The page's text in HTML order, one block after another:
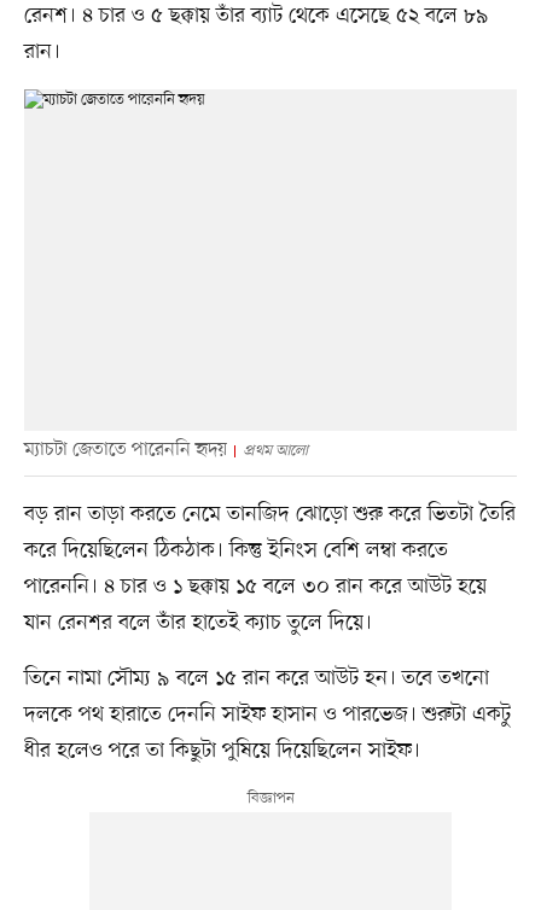
রেনশ। ৪ চার ও ৫ ছক্কায় তাঁর ব্যাট থেকে এসেছে ৫২ বলে ৮৯
রান।
ম্যাচটা জেতাতে পারেননি হৃদয় প্রথম আলো
বড় রান তাড়া করতে নেমে তানজিদ ঝোড়ো শুরু করে ভিতটা তৈরি
করে দিয়েছিলেন ঠিকঠাক। কিন্তু ইনিংস বেশি লম্বা করতে
পারেননি। ৪ চার ও ১ ছক্কায় ১৫ বলে ৩০ রান করে আউট হয়ে
যান রেনশর বলে তাঁর হাতেই ক্যাচ তুলে দিয়ে।
তিনে নামা সৌম্য ৯ বলে ১৫ রান করে আউট হন। তবে তখনো
দলকে পথ হারাতে দেননি সাইফ হাসান ও পারভেজ। শুরুটা একটু
ধীর হলেও পরে তা কিছুটা পুষিয়ে দিয়েছিলেন সাইফ।